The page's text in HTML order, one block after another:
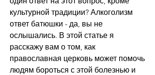
культурной традиции? Алкоголизм
ответ батюшки - да, вы не
ослышались. В этой статье я
расскажу вам о том, как
православная церковь может помочь
людям бороться с этой болезнью и